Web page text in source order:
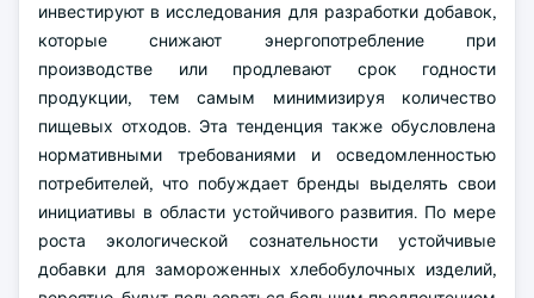
инвестируют в исследования для разработки добавок,
которые снижают энергопотребление при
производстве или продлевают срок годности
продукции, тем самым минимизируя количество
пищевых отходов. Эта тенденция также обусловлена
нормативными требованиями и осведомленностью
потребителей, что побуждает бренды выделять свои
инициативы в области устойчивого развития. По мере
роста экологической сознательности устойчивые
добавки для замороженных хлебобулочных изделий,